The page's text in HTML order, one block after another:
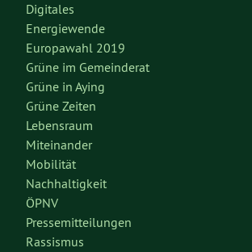
Digitales
Energiewende
Europawahl 2019
Grüne im Gemeinderat
Grüne in Aying
Grüne Zeiten
Lebensraum
Miteinander
Mobilität
Nachhaltigkeit
ÖPNV
Pressemitteilungen
Rassismus